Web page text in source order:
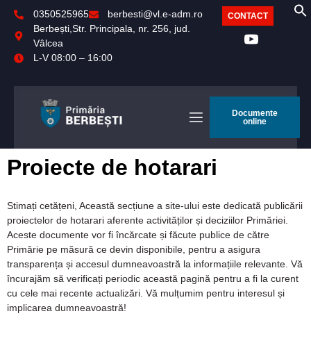
0350525965
berbesti@vl.e-adm.ro
Berbești,Str. Principala, nr. 256, jud.
Vâlcea
L-V 08:00 – 16:00
CONTACT
Documente
online
Proiecte de hotarari
Stimați cetățeni, Această secțiune a site-ului este dedicată publicării
proiectelor de hotarari aferente activităților și deciziilor Primăriei.
Aceste documente vor fi încărcate și făcute publice de către
Primărie pe măsură ce devin disponibile, pentru a asigura
transparența și accesul dumneavoastră la informațiile relevante. Vă
încurajăm să verificați periodic această pagină pentru a fi la curent
cu cele mai recente actualizări. Vă mulțumim pentru interesul și
implicarea dumneavoastră!